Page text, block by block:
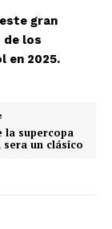
gran
de los
en 2025.
la supercopa
sera un clásico